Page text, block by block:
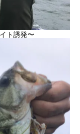
ト誘発〜